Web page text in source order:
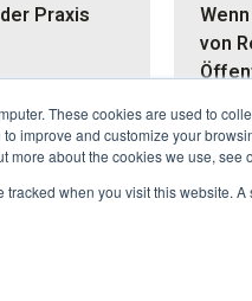
These cookies are used to
improve and customize your
more about the cookies we use, see
tracked when you visit this website.
Praxis
– mit
hat für einen
People Safe:
durchgeführt...
von
28.
Stellen
ohne